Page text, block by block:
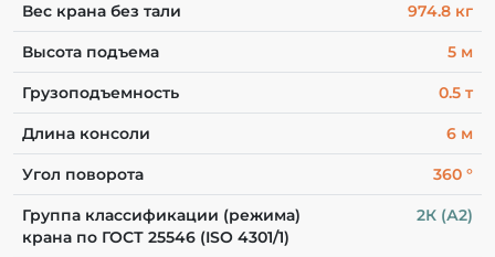
Вес крана без тали 974.8 кг
Высота подъема 5 м
Грузоподъемность 0.5 т
Длина консоли 6 м
Угол поворота 360 °
Группа классификации (режима)
крана по ГОСТ 25546 (ISO 4301/1)
2К (А2)